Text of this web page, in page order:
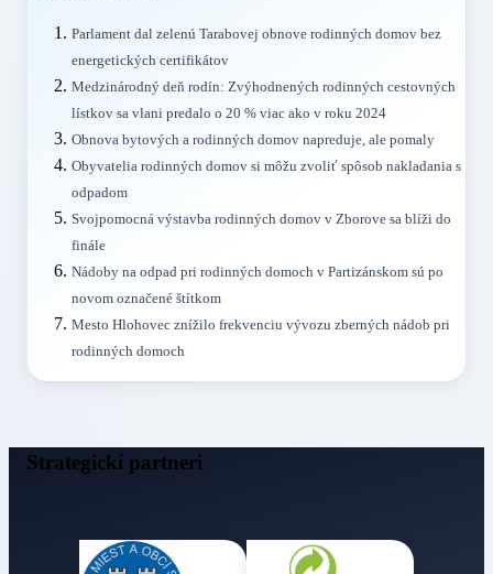
Parlament dal zelenú Tarabovej obnove rodinných domov bez
energetických certifikátov
Medzinárodný deň rodín: Zvýhodnených rodinných cestovných
lístkov sa vlani predalo o 20 % viac ako v roku 2024
Obnova bytových a rodinných domov napreduje, ale pomaly
Obyvatelia rodinných domov si môžu zvoliť spôsob nakladania s
odpadom
Svojpomocná výstavba rodinných domov v Zborove sa blíži do
finále
Nádoby na odpad pri rodinných domoch v Partizánskom sú po
novom označené štítkom
Mesto Hlohovec znížilo frekvenciu vývozu zberných nádob pri
rodinných domoch
Strategickí partneri